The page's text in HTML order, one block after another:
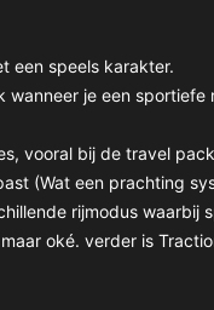
een speels karakter.
je een
vooral bij de travel
(Wat een prachting
rijmodus waarbij
oké. verder is